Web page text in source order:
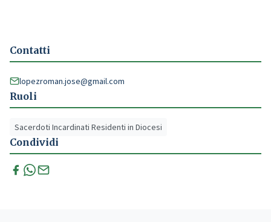
Contatti
lopezroman.jose@gmail.com
Ruoli
Sacerdoti Incardinati Residenti in Diocesi
Condividi